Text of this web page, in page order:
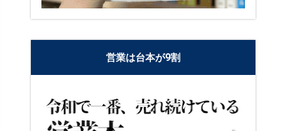
営業は台本が9割